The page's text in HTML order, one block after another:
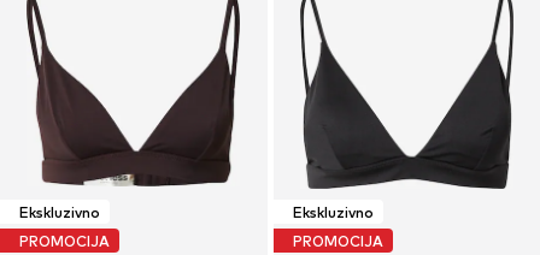
Ekskluzivno
PROMOCIJA
Ekskluzivno
PROMOCIJA